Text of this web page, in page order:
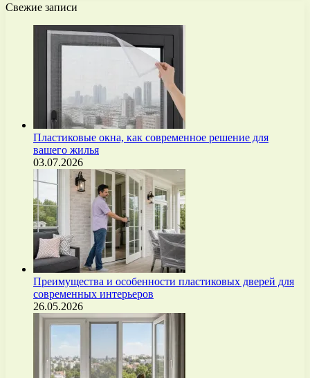
Свежие записи
Пластиковые окна, как современное решение для
вашего жилья
03.07.2026
Преимущества и особенности пластиковых дверей для
современных интерьеров
26.05.2026